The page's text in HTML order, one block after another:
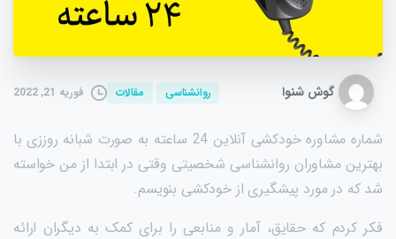
گوش شنوا روانشناسی مقالات فوریه 21, 2022
شماره مشاوره خودکشی آنلاین 24 ساعته به صورت شبانه روززی با
بهترین مشاوران روانشناسی شخصیتی وقتی در ابتدا از من خواسته
شد که در مورد پیشگیری از خودکشی بنویسم.
فکر کردم که حقایق، آمار و منابعی را برای کمک به دیگران ارائه